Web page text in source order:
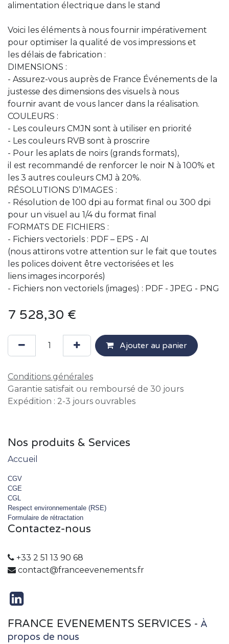
alimentation électrique dans le stand
Voici les éléments à nous fournir impérativement
pour optimiser la qualité de vos impressions et
les délais de fabrication :
DIMENSIONS :
- Assurez-vous auprès de France Événements de la
justesse des dimensions des visuels à nous
fournir avant de vous lancer dans la réalisation.
COULEURS :
- Les couleurs CMJN sont à utiliser en priorité
- Les couleurs RVB sont à proscrire
- Pour les aplats de noirs (grands formats),
il est recommandé de renforcer le noir N à 100% et
les 3 autres couleurs CMJ à 20%.
RÉSOLUTIONS D’IMAGES :
- Résolution de 100 dpi au format final ou 300 dpi
pour un visuel au 1/4 du format final
FORMATS DE FICHIERS :
- Fichiers vectoriels : PDF – EPS - AI
(nous attirons votre attention sur le fait que toutes
les polices doivent être vectorisées et les
liens images incorporés)
- Fichiers non vectoriels (images) : PDF - JPEG - PNG
7 528,30 €
Ajouter au panier
Conditions générales
Garantie satisfait ou remboursé de 30 jours
Expédition : 2-3 jours ouvrables
Nos produits & Services
Accueil
CGV
CGE
CGL
Respect environnementale (RSE)
Formulaire de rétractation
Contactez-nous
+33 2 51 13 90 68
contact@franceevenements.fr
FRANCE EVENEMENTS SERVICES - À
propos de nous